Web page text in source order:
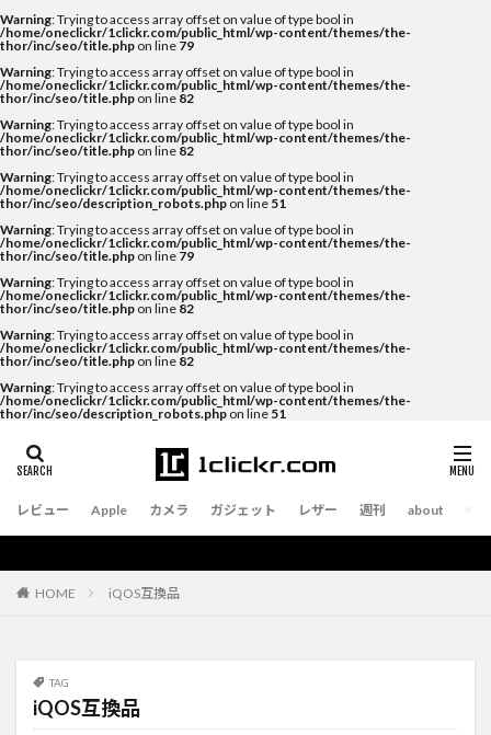
Warning: Trying to access array offset on value of type bool in
/home/oneclickr/1clickr.com/public_html/wp-content/themes/the-
thor/inc/seo/title.php on line 79
Warning: Trying to access array offset on value of type bool in
/home/oneclickr/1clickr.com/public_html/wp-content/themes/the-
thor/inc/seo/title.php on line 82
Warning: Trying to access array offset on value of type bool in
/home/oneclickr/1clickr.com/public_html/wp-content/themes/the-
thor/inc/seo/title.php on line 82
Warning: Trying to access array offset on value of type bool in
/home/oneclickr/1clickr.com/public_html/wp-content/themes/the-
thor/inc/seo/description_robots.php on line 51
Warning: Trying to access array offset on value of type bool in
/home/oneclickr/1clickr.com/public_html/wp-content/themes/the-
thor/inc/seo/title.php on line 79
Warning: Trying to access array offset on value of type bool in
/home/oneclickr/1clickr.com/public_html/wp-content/themes/the-
thor/inc/seo/title.php on line 82
Warning: Trying to access array offset on value of type bool in
/home/oneclickr/1clickr.com/public_html/wp-content/themes/the-
thor/inc/seo/title.php on line 82
Warning: Trying to access array offset on value of type bool in
/home/oneclickr/1clickr.com/public_html/wp-content/themes/the-
thor/inc/seo/description_robots.php on line 51
レビュー Apple カメラ ガジェット レザー 週刊 about
HOME iQOS互換品
TAG
iQOS互換品